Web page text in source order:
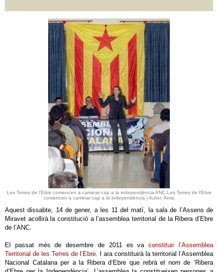
Les Terres de l'Ebre comencen a caminar cap a la independència ANC Les Terres de l'Ebre
comencen a caminar cap a la independència | Autor: Arxiu
Aquest dissabte, 14 de gener, a les 11 del matí, la sala de l’Assens de
Miravet acollirà la constitució a l’assemblea territorial de la Ribera d’Ebre
de l’ANC.
El passat més de desembre de 2011 es vaconstituir l’Assemblea
Territorial de les Terres de l’Ebre. I ara constituirà la territorial l’Assemblea
Nacional Catalana per a la Ribera d’Ebre que rebrà el nom de ‘Ribera